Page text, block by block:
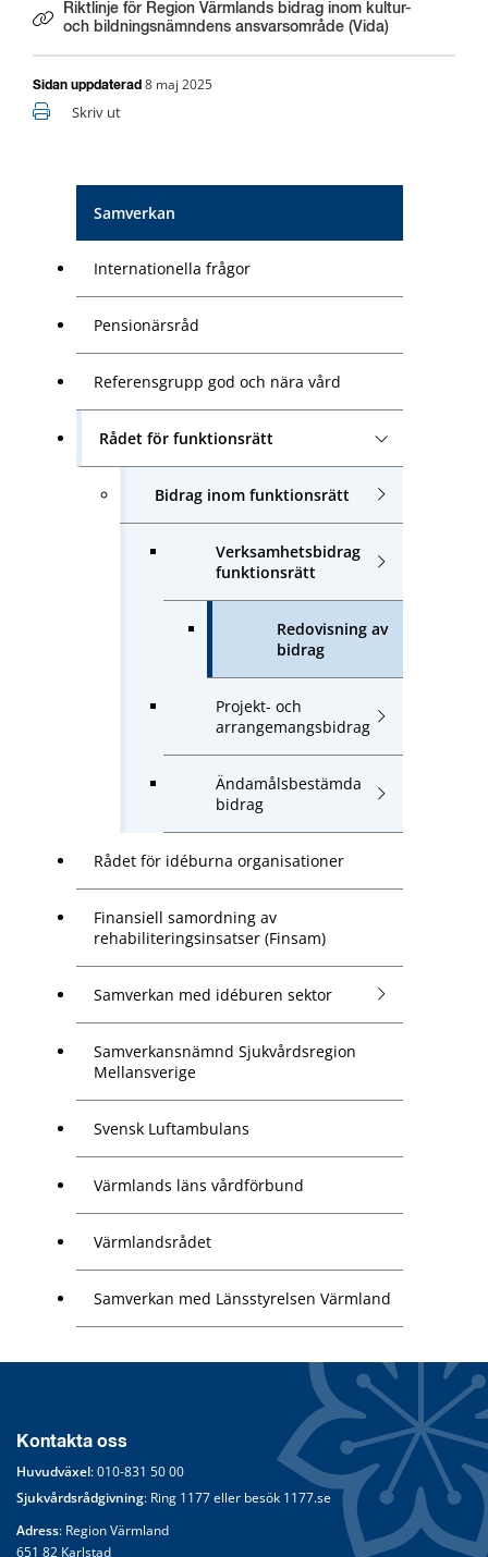
Samverkan
Internationella frågor
Pensionärsråd
Referensgrupp god och nära vård
Rådet för funktionsrätt
Bidrag inom funktionsrätt
Verksamhetsbidrag
funktionsrätt
Redovisning av
bidrag
Projekt- och
arrangemangsbidrag
Ändamålsbestämda
bidrag
Rådet för idéburna organisationer
Finansiell samordning av
rehabiliteringsinsatser (Finsam)
Samverkan med idéburen sektor
Samverkansnämnd Sjukvårdsregion
Mellansverige
Svensk Luftambulans
Värmlands läns vårdförbund
Värmlandsrådet
Samverkan med Länsstyrelsen Värmland
Riktlinje för Region Värmlands bidrag inom kultur-
och bildningsnämndens ansvarsområde (Vida)
Länk till annan webbplats.
Sidan uppdaterad 8 maj 2025
Skriv ut
Kontakta oss
Huvudväxel: 010-831 50 00
Sjukvårdsrådgivning: Ring 1177 eller besök 1177.se
Adress: Region Värmland
651 82 Karlstad